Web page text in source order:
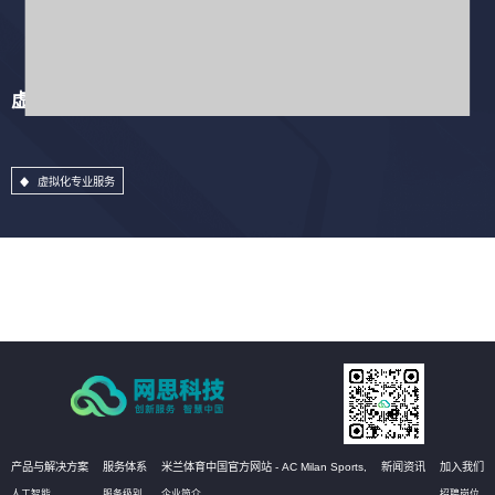
虚拟化专业服务
虚拟化专业服务
产品与解决方案 服务体系 米兰体育中国官方网站 - AC Milan Sports, 新闻资讯 加入我们